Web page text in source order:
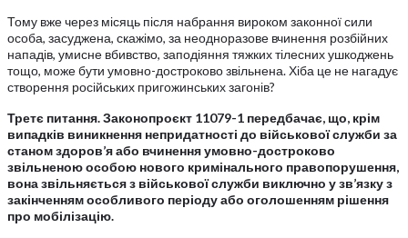
Тому вже через місяць після набрання вироком законної сили
особа, засуджена, скажімо, за неодноразове вчинення розбійних
нападів, умисне вбивство, заподіяння тяжких тілесних ушкоджень
тощо, може бути умовно-достроково звільнена. Хіба це не нагадує
створення російських пригожинських загонів?
Третє питання. Законопроєкт 11079-1 передбачає, що, крім
випадків виникнення непридатності до військової служби за
станом здоров’я або вчинення умовно-достроково
звільненою особою нового кримінального правопорушення,
вона звільняється з військової служби виключно у зв’язку з
закінченням особливого періоду або оголошенням рішення
про мобілізацію.